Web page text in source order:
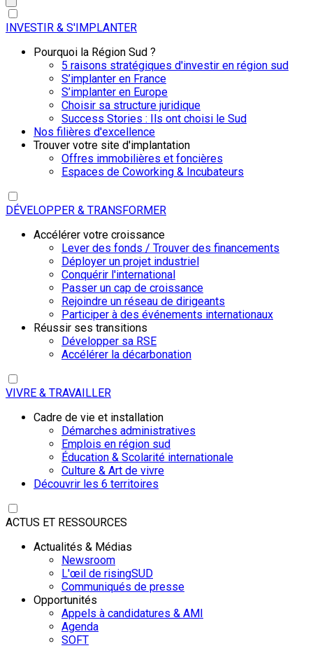
INVESTIR & S'IMPLANTER
Pourquoi la Région Sud ?
5 raisons stratégiques d'investir en région sud
S’implanter en France
S’implanter en Europe
Choisir sa structure juridique
Success Stories : Ils ont choisi le Sud
Nos filières d'excellence
Trouver votre site d'implantation
Offres immobilières et foncières
Espaces de Coworking & Incubateurs
DÉVELOPPER & TRANSFORMER
Accélérer votre croissance
Lever des fonds / Trouver des financements
Déployer un projet industriel
Conquérir l'international
Passer un cap de croissance
Rejoindre un réseau de dirigeants
Participer à des événements internationaux
Réussir ses transitions
Développer sa RSE
Accélérer la décarbonation
VIVRE & TRAVAILLER
Cadre de vie et installation
Démarches administratives
Emplois en région sud
Éducation & Scolarité internationale
Culture & Art de vivre
Découvrir les 6 territoires
ACTUS ET RESSOURCES
Actualités & Médias
Newsroom
L'œil de risingSUD
Communiqués de presse
Opportunités
Appels à candidatures & AMI
Agenda
SOFT